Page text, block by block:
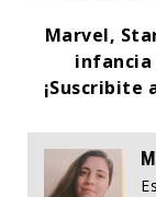
Marvel,
infancia
¡Suscribite